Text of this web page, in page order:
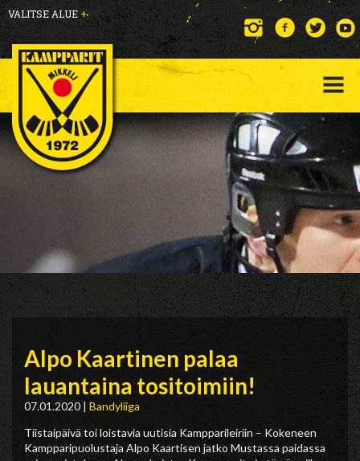
VALITSE ALUE +
Alpo Kaartinen palaa
lauantaina tositoimiin!
07.01.2020 | Bandyliiga
Tiistaipäivä toi loistavia uutisia Kampparileiriin – Kokeneen
Kampparipuolustaja Alpo Kaartisen jatko Mustassa paidassa